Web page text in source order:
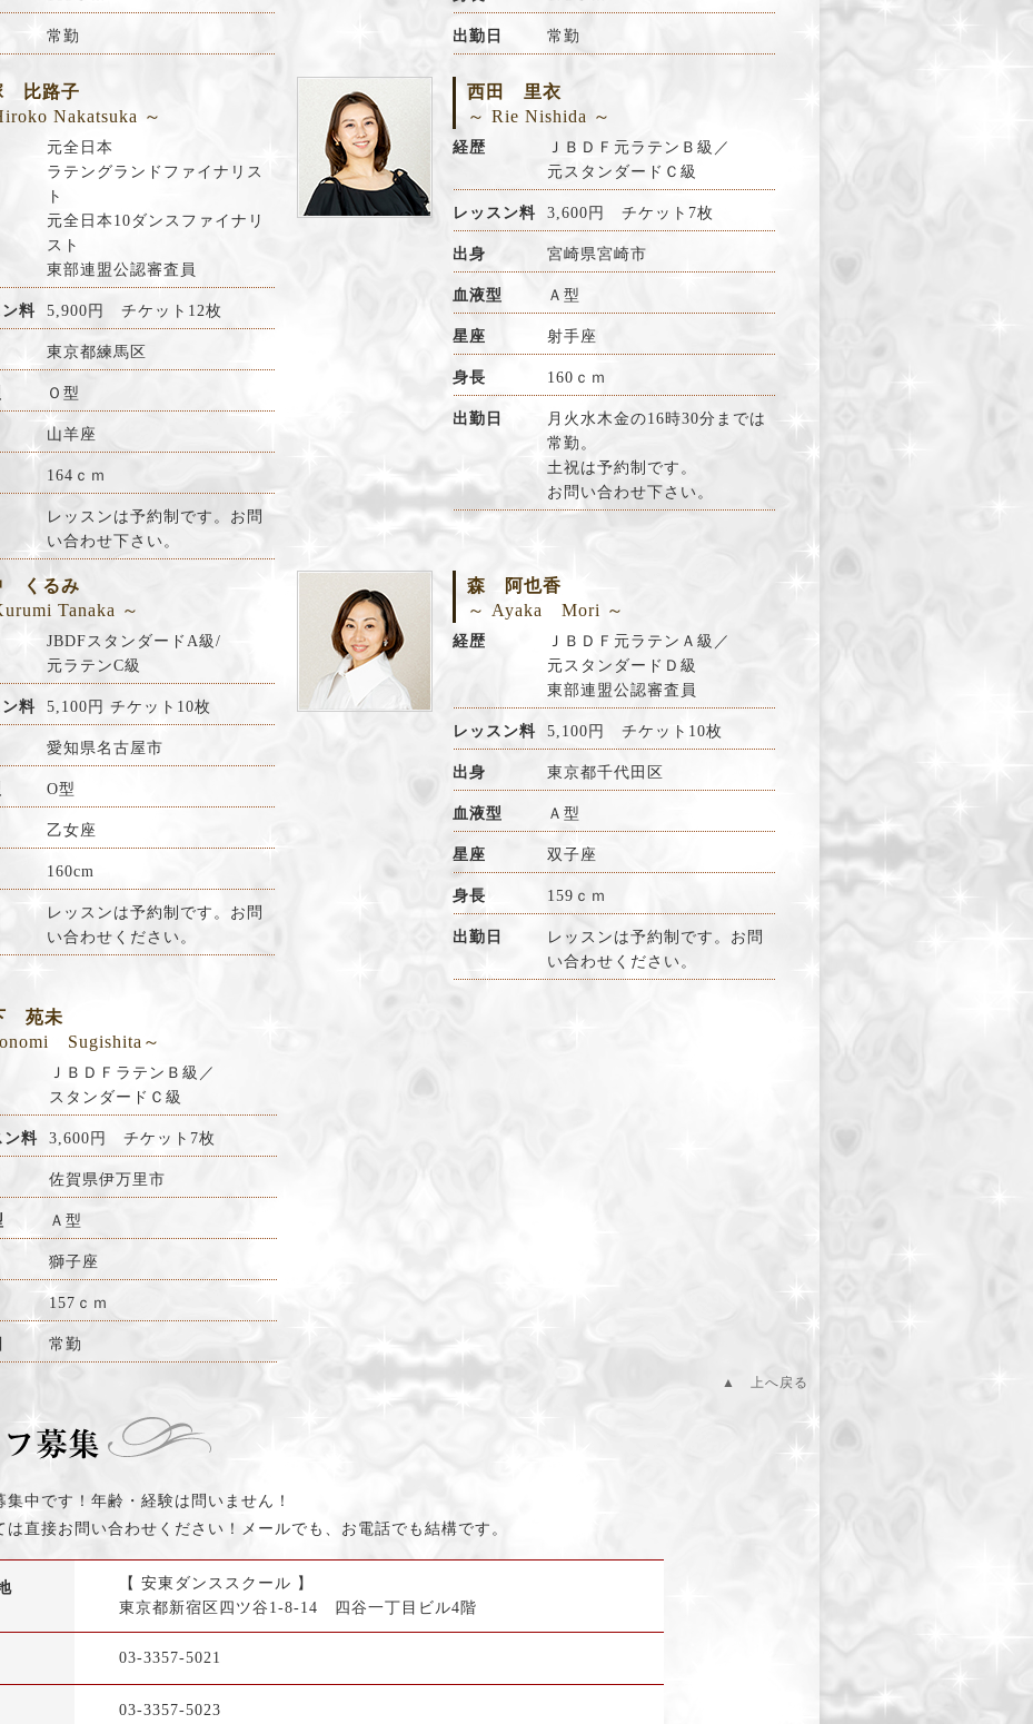
常勤 出勤日 常勤
比路子
Nakatsuka ～
元全日本
ラテングランドファイナリス
ト
元全日本10ダンスファイナリ
スト
東部連盟公認審査員
ン料 5,900 円 チケット12枚
東京都練馬区
Ｏ型
山羊座
164ｃｍ
レッスンは予約制です。お問
い合わせ下さい。
西田 里衣
～ Rie Nishida ～
経歴
ＪＢＤＦ元ラテンＢ級／
元スタンダードＣ級
レッスン料 3,600円 チケット7枚
出身 宮崎県宮崎市
血液型 Ａ型
星座 射手座
身長 160ｃｍ
出勤日
月火水木金の16時30分までは
常勤。
土祝は予約制です。
お問い合わせ下さい。
くるみ
Tanaka ～
JBDFスタンダードA級/
元ラテンC級
ン料 5,100円 チケット10枚
愛知県名古屋市
O型
乙女座
160cm
レッスンは予約制です。お問
い合わせください。
森 阿也香
～ Ayaka Mori ～
経歴
ＪＢＤＦ元ラテンＡ級／
元スタンダードＤ級
東部連盟公認審査員
レッスン料 5,100円 チケット10枚
出身 東京都千代田区
血液型 Ａ型
星座 双子座
身長 159ｃｍ
出勤日
レッスンは予約制です。お問
い合わせください。
苑未
Sugishita～
ＪＢＤＦラテンＢ級／
スタンダードＣ級
ン料 3,600円 チケット7枚
佐賀県伊万里市
Ａ型
獅子座
157ｃｍ
常勤
▲ 上へ戻る
集中です！年齢・経験は問いません！
は直接お問い合わせください！メールでも、お電話でも結構です。
【 安東ダンススクール 】
東京都新宿区四ツ谷1-8-14 四谷一丁目ビル4階
03-3357-5021
03-3357-5023